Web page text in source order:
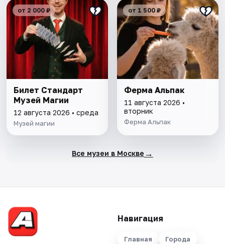
от 2 000 ₽
Билет Стандарт
Музей Магии
12 августа 2026 • среда
Музей магии
от 1 500 ₽
Ферма Альпак
11 августа 2026 •
вторник
Ферма Альпак
Все музеи в Москве →
Навигация
Главная Города